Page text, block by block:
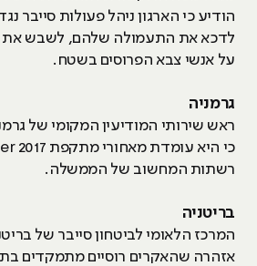
לדכא את התעמולה שלהם, לשבש את
על אנשי צבא הפרוסים בשטח.
גרמניה
ראש שירותי המודיעין המקומי של
רשתות המחשוב של הממשלה.
בריטניה
המרכז הלאומי לביטחון סייבר של
אזהרה שהאקרים רוסיים מתמקדים